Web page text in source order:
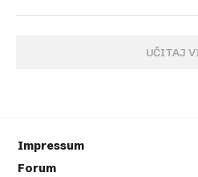
UČITAJ
Impressum
Forum